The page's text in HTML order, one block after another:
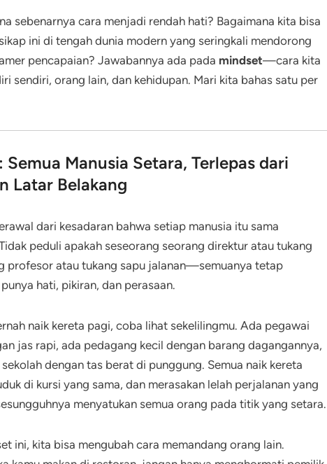
sebenarnya cara menjadi rendah hati? Bagaimana kita bisa
ini di tengah dunia modern yang seringkali mendorong
pencapaian? Jawabannya ada pada mindset—cara kita
sendiri, orang lain, dan kehidupan. Mari kita bahas satu per
Semua Manusia Setara, Terlepas dari
Latar Belakang
dari kesadaran bahwa setiap manusia itu sama
peduli apakah seseorang seorang direktur atau tukang
profesor atau tukang sapu jalanan—semuanya tetap
hati, pikiran, dan perasaan.
naik kereta pagi, coba lihat sekelilingmu. Ada pegawai
jas rapi, ada pedagang kecil dengan barang dagangannya,
dengan tas berat di punggung. Semua naik kereta
di kursi yang sama, dan merasakan lelah perjalanan yang
menyatukan semua orang pada titik yang setara.
ini, kita bisa mengubah cara memandang orang lain.